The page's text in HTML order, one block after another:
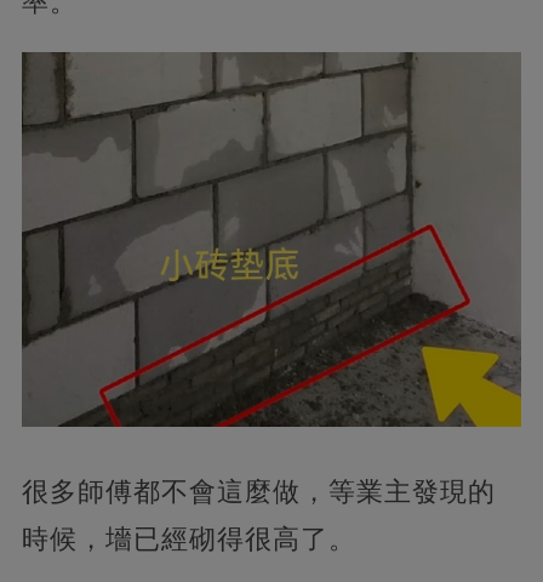
很多師傅都不會這麼做，等業主發現的
時候，墻已經砌得很高了。